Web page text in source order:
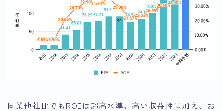
同業他社比でもROEは超高水準。高い収益性に加え、お